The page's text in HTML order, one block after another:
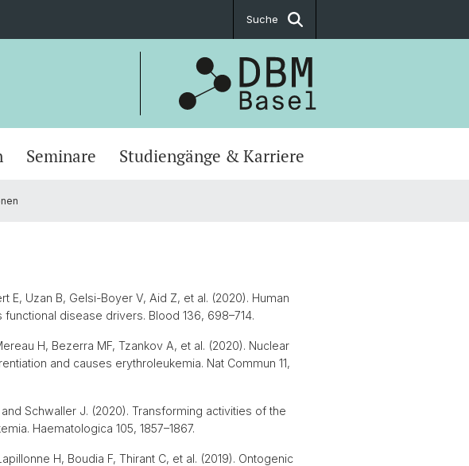
Suche
Seminare Studiengänge & Karriere
E, Uzan B, Gelsi-Boyer V, Aid Z, et al. (2020). Human
disease drivers. Blood 136, 698–714.
H, Bezerra MF, Tzankov A, et al. (2020). Nuclear
and causes erythroleukemia. Nat Commun 11,
Schwaller J. (2020). Transforming activities of the
Haematologica 105, 1857–1867.
H, Boudia F, Thirant C, et al. (2019). Ontogenic